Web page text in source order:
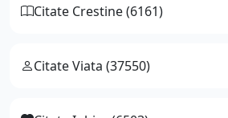
Citate Crestine (6161)
Citate Viata (37550)